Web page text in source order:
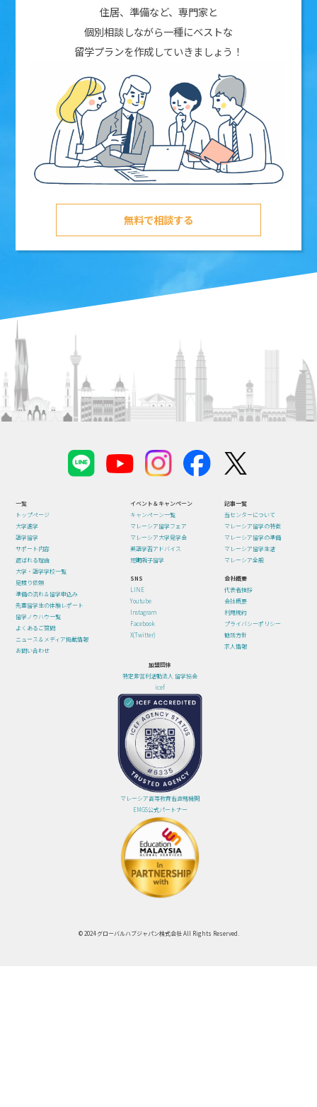
住居、準備など、専門家と
個別相談しながら一種にベストな
留学プランを作成していきましょう！
無料で相談する
一覧
トップページ
大学進学
語学留学
サポート内容
選ばれる理由
大学・語学学校一覧
見積り依頼
準備の流れ＆留学申込み
先輩留学生の体験レポート
留学ノウハウ一覧
よくあるご質問
ニュース＆メディア掲載情報
お問い合わせ
イベント＆キャンペーン
キャンペーン一覧
マレーシア留学フェア
マレーシア大学見学会
英語学習アドバイス
短期親子留学
記事一覧
当センターについて
マレーシア留学の特徴
マレーシア留学の準備
マレーシア留学生活
マレーシア全般
SNS
LINE
Youtube
Instagram
Facebook
X(Twitter)
会社概要
代表者挨拶
会社概要
利用規約
プライバシーポリシー
勧誘方針
求人情報
加盟団体
特定非営利活動法人 留学協会
icef
マレーシア高等教育省直轄機関
EMGS公式パートナー
© 2024 グローバルハブジャパン株式会社 All Rights Reserved.